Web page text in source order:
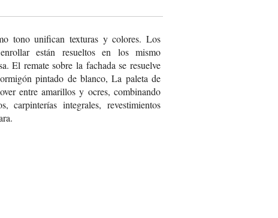
tono unifican texturas y colores. Los
están resueltos en los mismo
El remate sobre la fachada se resuelve
pintado de blanco, La paleta de
entre amarillos y ocres, combinando
carpinterías integrales, revestimientos